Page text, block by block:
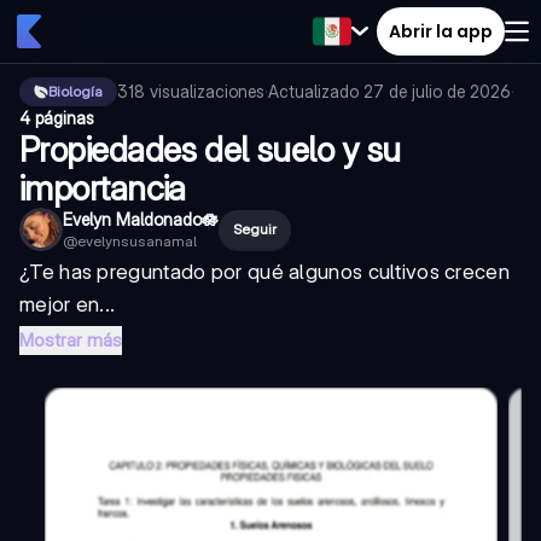
Abrir la app
Biología 318 visualizaciones·Actualizado 27 de julio de 2026·
4 páginas
Propiedades del suelo y su
importancia
Evelyn Maldonado🪷
@evelynsusanamal
Seguir
¿Te has preguntado por qué algunos cultivos crecen
mejor en...
Mostrar más